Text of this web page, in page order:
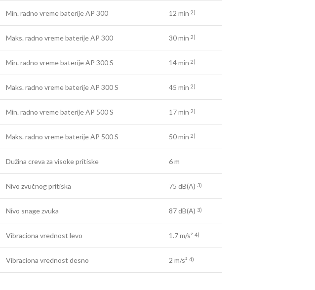
Min. radno vreme baterije AP 300 12 min 2)
Maks. radno vreme baterije AP 300 30 min 2)
Min. radno vreme baterije AP 300 S 14 min 2)
Maks. radno vreme baterije AP 300 S 45 min 2)
Min. radno vreme baterije AP 500 S 17 min 2)
Maks. radno vreme baterije AP 500 S 50 min 2)
Dužina creva za visoke pritiske 6 m
Nivo zvučnog pritiska 75 dB(A) 3)
Nivo snage zvuka 87 dB(A) 3)
Vibraciona vrednost levo 1.7 m/s² 4)
Vibraciona vrednost desno 2 m/s² 4)